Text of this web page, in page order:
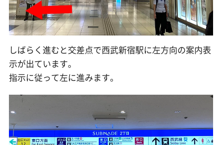
しばらく進むと交差点で西武新宿駅に左方向の案内表
示が出ています。
指示に従って左に進みます。